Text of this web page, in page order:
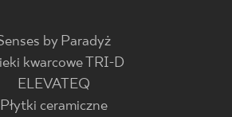
by Paradyż
kwarcowe TRI-D
ELEVATEQ
Płytki ceramiczne